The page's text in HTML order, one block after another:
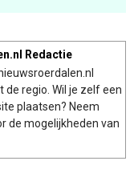
Redactie
regio. Wil je zelf een
plaatsen? Neem
de mogelijkheden van